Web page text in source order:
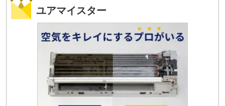
ユアマイスター